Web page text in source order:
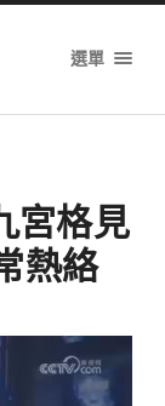
選單
宮格見
熱絡